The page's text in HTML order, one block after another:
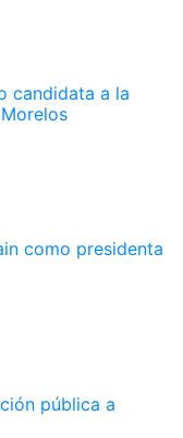
candidata a la
como presidenta
pública a